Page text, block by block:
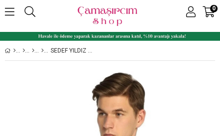
0
SEDEF YILDIZ 1056 12'LI RIBANA ERKEK ATLET